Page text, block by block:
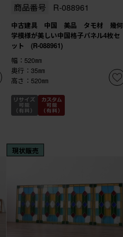
商品番号 R-088961
中古建具 中国 美品 タモ材 幾何
学模様が美しい中国格子パネル4枚セ
ット (R-088961)
幅：520㎜
奥行：35㎜
高さ：520㎜
現状販売